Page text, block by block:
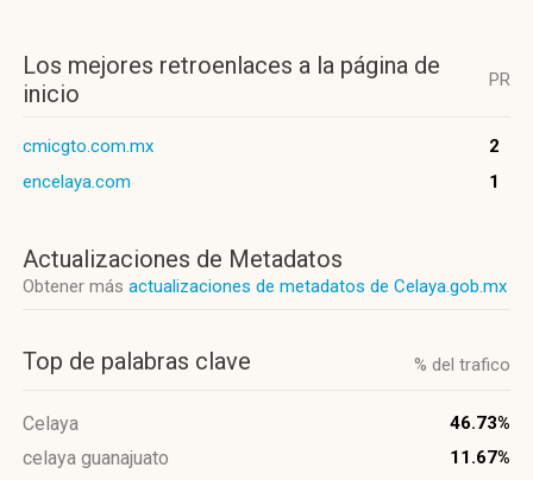
Los mejores retroenlaces a la página de
inicio
PR
cmicgto.com.mx
2
encelaya.com
1
Actualizaciones de Metadatos
Obtener más actualizaciones de metadatos de Celaya.gob.mx
Top de palabras clave % del trafico
Celaya 46.73%
celaya guanajuato 11.67%